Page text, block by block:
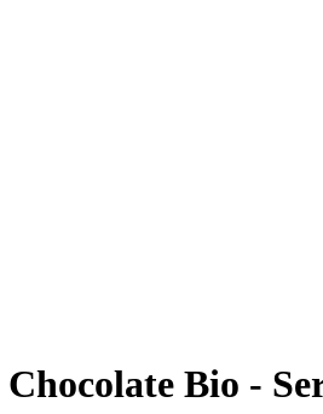
Chocolate Bio -